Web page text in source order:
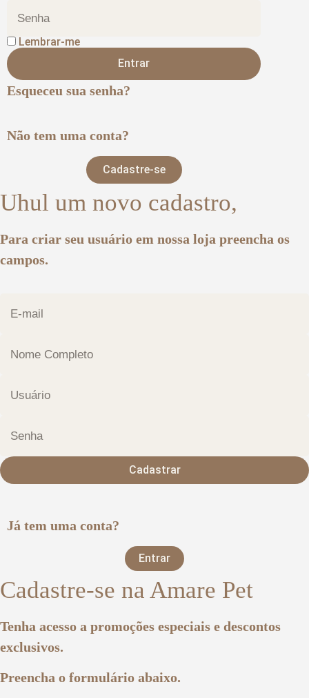
Lembrar-me
Entrar
Esqueceu sua senha?
Não tem uma conta?
Cadastre-se
Uhul um novo cadastro,
Para criar seu usuário em nossa loja preencha os
campos.
Cadastrar
Já tem uma conta?
Entrar
Cadastre-se na Amare Pet
Tenha acesso a promoções especiais e descontos
exclusivos.
Preencha o formulário abaixo.